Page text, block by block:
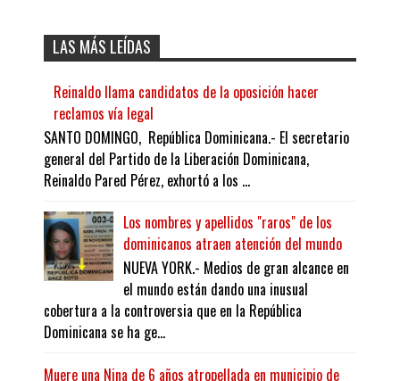
LAS MÁS LEÍDAS
Reinaldo llama candidatos de la oposición hacer
reclamos vía legal
SANTO DOMINGO, República Dominicana.- El secretario
general del Partido de la Liberación Dominicana,
Reinaldo Pared Pérez, exhortó a los ...
Los nombres y apellidos "raros" de los
dominicanos atraen atención del mundo
NUEVA YORK.- Medios de gran alcance en
el mundo están dando una inusual
cobertura a la controversia que en la República
Dominicana se ha ge...
Muere una Nina de 6 años atropellada en municipio de